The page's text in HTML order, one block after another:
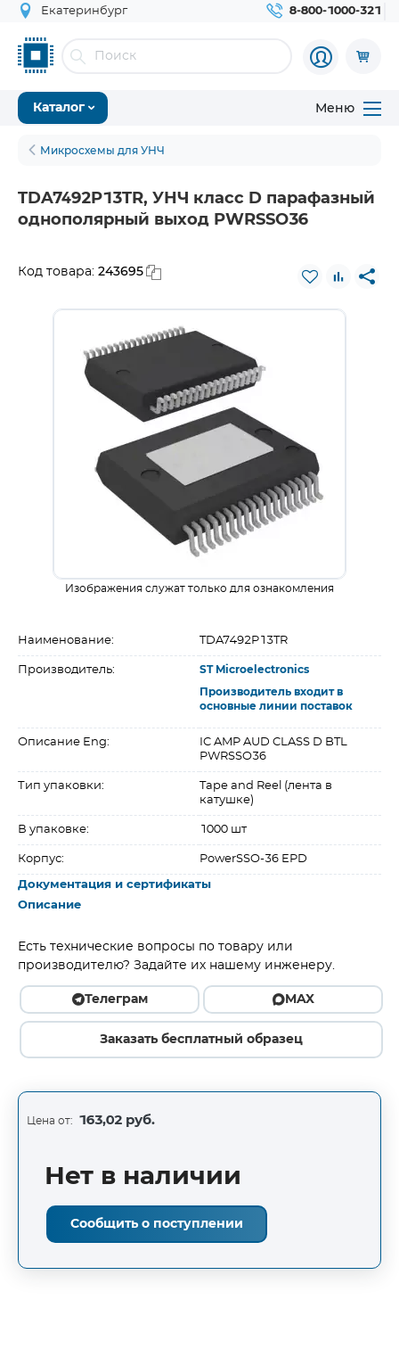
Екатеринбург 8-800-1000-321
Каталог Меню
Микросхемы для УНЧ
TDA7492P13TR, УНЧ класс D парафазный
однополярный выход PWRSSO36
Код товара: 243695
Изображения служат только для ознакомления
Наименование: TDA7492P13TR
Производитель: ST Microelectronics
Производитель входит в
основные линии поставок
Описание Eng:
IC AMP AUD CLASS D BTL
PWRSSO36
Тип упаковки:
Tape and Reel (лента в
катушке)
В упаковке: 1000 шт
Корпус: PowerSSO-36 EPD
Документация и сертификаты
Описание
Есть технические вопросы по товару или
производителю? Задайте их нашему инженеру.
Телеграм MAX
Заказать бесплатный образец
Цена от: 163,02 руб.
Нет в наличии
Сообщить о поступлении